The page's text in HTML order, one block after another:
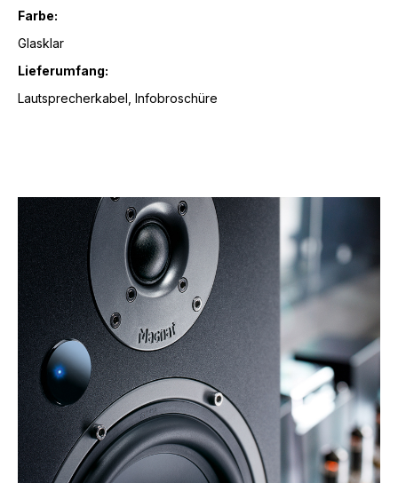
Farbe:
Glasklar
Lieferumfang:
Lautsprecherkabel, Infobroschüre